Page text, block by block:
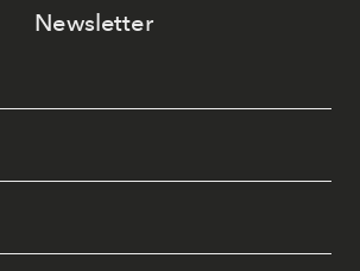
Newsletter